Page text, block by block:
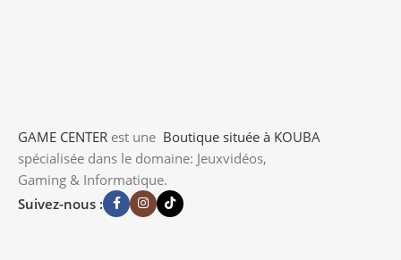
GAME CENTER est une Boutique située à KOUBA
spécialisée dans le domaine: Jeuxvidéos,
Gaming & Informatique.
Suivez-nous :